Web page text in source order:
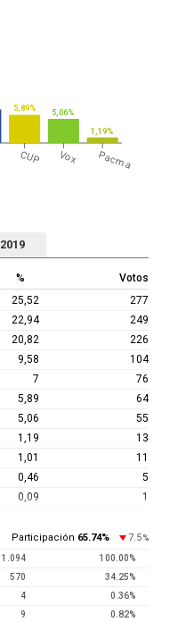
CUP Vox Pacma
5,89% 5,06%
1,19%
2019
% Votos
25,52 277
22,94 249
20,82 226
9,58 104
7 76
5,89 64
5,06 55
1,19 13
1,01 11
0,46 5
0,09 1
Participación 65.74% 7.5 %
1.094 100.00%
570 34.25%
4 0.36%
9 0.82%